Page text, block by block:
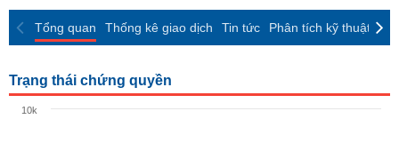
ngành
giao
dịch
So
sánh
Báo
cáo
Tổng quan Thống kê giao dịch Tin tức Phân tích kỹ thuật
Trạng thái chứng quyền
10k
KINH